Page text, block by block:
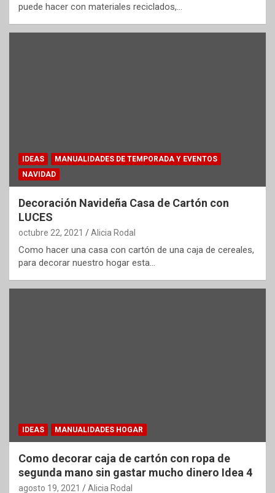
puede hacer con materiales reciclados,…
IDEAS
MANUALIDADES DE TEMPORADA Y EVENTOS
NAVIDAD
Decoración Navideña Casa de Cartón con
LUCES
octubre 22, 2021 Alicia Rodal
Como hacer una casa con cartón de una caja de cereales,
para decorar nuestro hogar esta…
IDEAS MANUALIDADES HOGAR
Como decorar caja de cartón con ropa de
segunda mano sin gastar mucho dinero Idea 4
agosto 19, 2021 Alicia Rodal